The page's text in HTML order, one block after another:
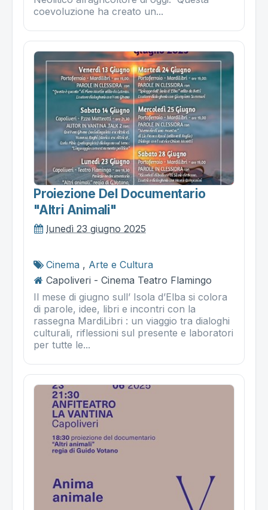
coevoluzione ha creato un...
Proiezione Del Documentario
"altri Animali"
lunedì 23 giugno 2025
Cinema , Arte e Cultura
Capoliveri - Cinema Teatro Flamingo
Il mese di giugno sull’ Isola d’Elba si colora
di parole, idee, libri e incontri con la
rassegna MardiLibri : un viaggio tra dialoghi
culturali, riflessioni sul presente e laboratori
per tutte le...